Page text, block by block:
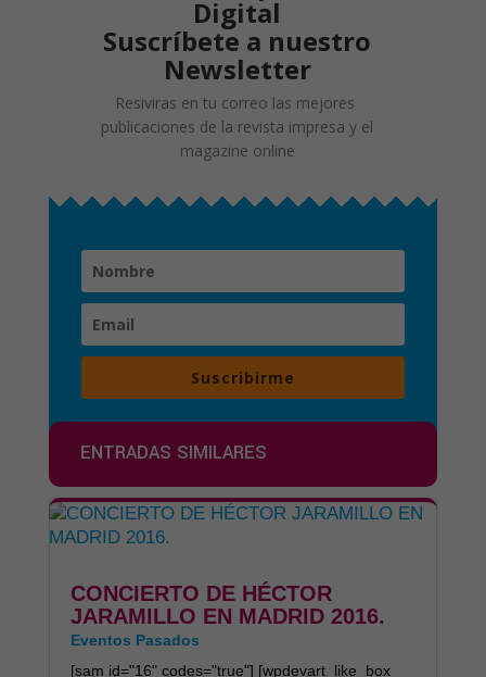
Digital
Suscríbete a nuestro
Newsletter
Resiviras en tu correo las mejores
publicaciones de la revista impresa y el
magazine online
Suscribirme
ENTRADAS SIMILARES
CONCIERTO DE HÉCTOR
JARAMILLO EN MADRID 2016.
Eventos Pasados
[sam id="16" codes="true"] [wpdevart_like_box